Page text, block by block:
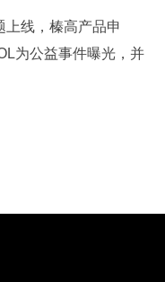
线，榛高产品申
为公益事件曝光，并